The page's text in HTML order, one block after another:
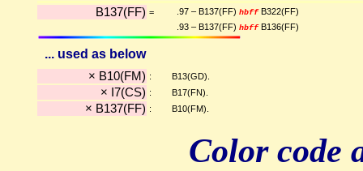
B137(FF) = .97 – B137(FF) hbffB322(FF)
.93 – B137(FF) hbffB136(FF)
... used as below
× B10(FM) : B13(GD).
× I7(CS) : B17(FN).
× B137(FF) : B10(FM).
Color code